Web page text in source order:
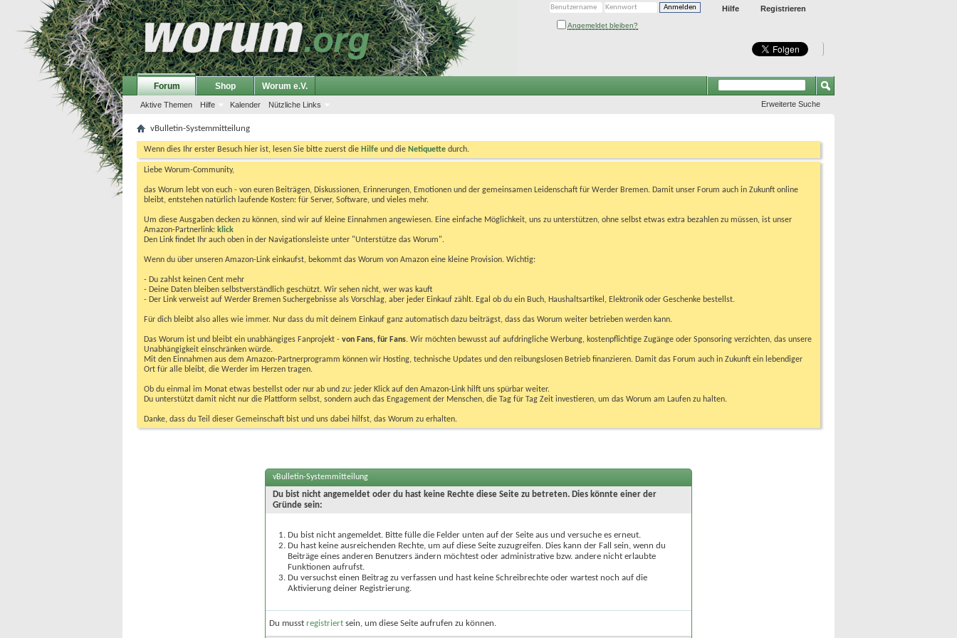
Registrieren
Hilfe
Angemeldet bleiben?
Forum
Aktive Themen Hilfe Kalender Nützliche Links
Shop Worum e.V.
Erweiterte Suche
vBulletin-Systemmitteilung
Wenn dies Ihr erster Besuch hier ist, lesen Sie bitte zuerst die Hilfe und die Netiquette durch.
Liebe Worum-Community,
das Worum lebt von euch - von euren Beiträgen, Diskussionen, Erinnerungen, Emotionen und der gemeinsamen Leidenschaft für Werder Bremen. Damit unser Forum auch in Zukunft online
bleibt, entstehen natürlich laufende Kosten: für Server, Software, und vieles mehr.
Um diese Ausgaben decken zu können, sind wir auf kleine Einnahmen angewiesen. Eine einfache Möglichkeit, uns zu unterstützen, ohne selbst etwas extra bezahlen zu müssen, ist unser
Amazon-Partnerlink: klick
Den Link findet Ihr auch oben in der Navigationsleiste unter "Unterstütze das Worum".
Wenn du über unseren Amazon-Link einkaufst, bekommt das Worum von Amazon eine kleine Provision. Wichtig:
- Du zahlst keinen Cent mehr
- Deine Daten bleiben selbstverständlich geschützt. Wir sehen nicht, wer was kauft
- Der Link verweist auf Werder Bremen Suchergebnisse als Vorschlag, aber jeder Einkauf zählt. Egal ob du ein Buch, Haushaltsartikel, Elektronik oder Geschenke bestellst.
Für dich bleibt also alles wie immer. Nur dass du mit deinem Einkauf ganz automatisch dazu beiträgst, dass das Worum weiter betrieben werden kann.
Das Worum ist und bleibt ein unabhängiges Fanprojekt - von Fans, für Fans. Wir möchten bewusst auf aufdringliche Werbung, kostenpflichtige Zugänge oder Sponsoring verzichten, das unsere
Unabhängigkeit einschränken würde.
Mit den Einnahmen aus dem Amazon-Partnerprogramm können wir Hosting, technische Updates und den reibungslosen Betrieb finanzieren. Damit das Forum auch in Zukunft ein lebendiger
Ort für alle bleibt, die Werder im Herzen tragen.
Ob du einmal im Monat etwas bestellst oder nur ab und zu: jeder Klick auf den Amazon-Link hilft uns spürbar weiter.
Du unterstützt damit nicht nur die Plattform selbst, sondern auch das Engagement der Menschen, die Tag für Tag Zeit investieren, um das Worum am Laufen zu halten.
Danke, dass du Teil dieser Gemeinschaft bist und uns dabei hilfst, das Worum zu erhalten.
vBulletin-Systemmitteilung
Du bist nicht angemeldet oder du hast keine Rechte diese Seite zu betreten. Dies könnte einer der
Gründe sein:
Du bist nicht angemeldet. Bitte fülle die Felder unten auf der Seite aus und versuche es erneut.
Du hast keine ausreichenden Rechte, um auf diese Seite zuzugreifen. Dies kann der Fall sein, wenn du
Beiträge eines anderen Benutzers ändern möchtest oder administrative bzw. andere nicht erlaubte
Funktionen aufrufst.
Du versuchst einen Beitrag zu verfassen und hast keine Schreibrechte oder wartest noch auf die
Aktivierung deiner Registrierung.
Du musst registriert sein, um diese Seite aufrufen zu können.